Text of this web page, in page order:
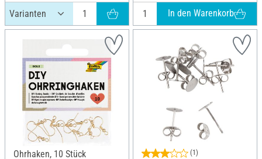
In den Warenkorb
Ohrhaken, 10 Stück (1)